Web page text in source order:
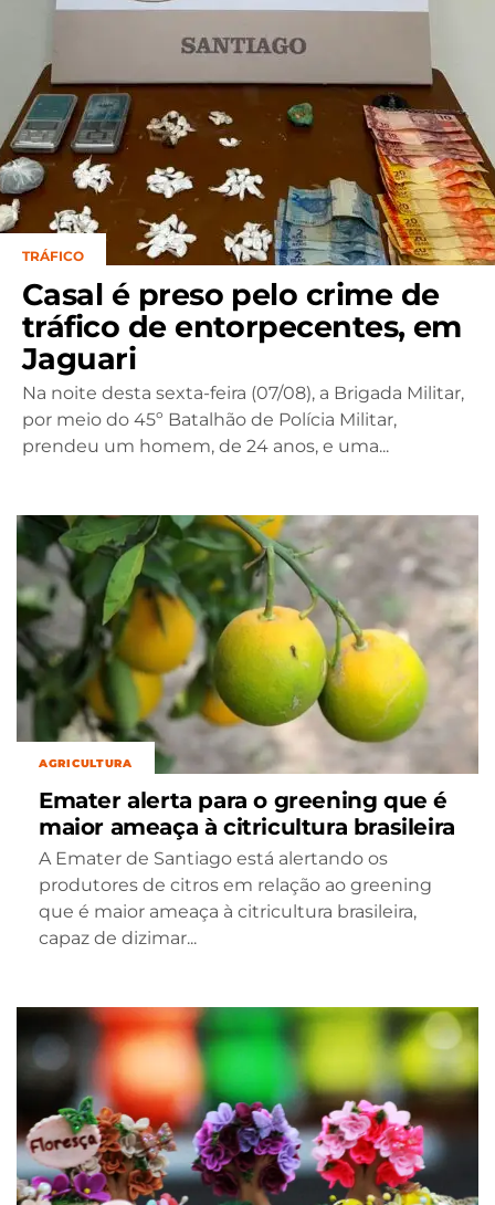
TRÁFICO
Casal é preso pelo crime de
tráfico de entorpecentes, em
Jaguari
Na noite desta sexta-feira (07/08), a Brigada Militar,
por meio do 45º Batalhão de Polícia Militar,
prendeu um homem, de 24 anos, e uma...
AGRICULTURA
Emater alerta para o greening que é
maior ameaça à citricultura brasileira
A Emater de Santiago está alertando os
produtores de citros em relação ao greening
que é maior ameaça à citricultura brasileira,
capaz de dizimar...